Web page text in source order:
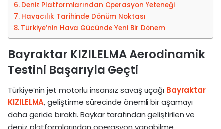
n
d
e
r
m
e
Deniz Platformlarından Operasyon Yeteneği
Havacılık Tarihinde Dönüm Noktası
Türkiye’nin Hava Gücünde Yeni Bir Dönem
Bayraktar KIZILELMA Aerodinamik
Testini Başarıyla Geçti
Türkiye’nin jet motorlu insansız savaş uçağı Bayraktar
KIZILELMA, geliştirme sürecinde önemli bir aşamayı
daha geride bıraktı. Baykar tarafından geliştirilen ve
deniz platformlarından operasyon yapabilme